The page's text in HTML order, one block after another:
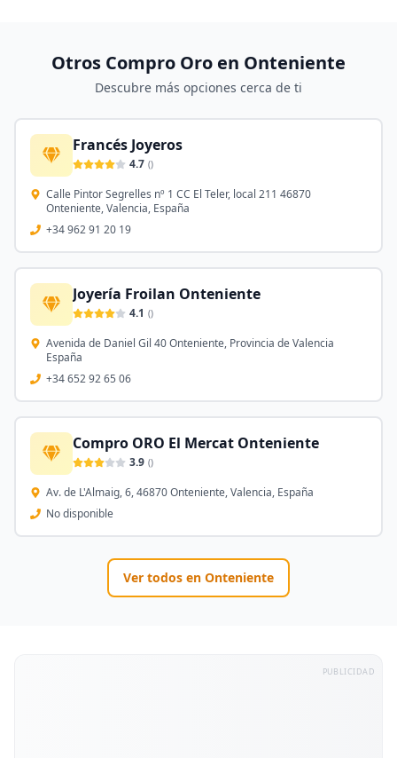
Otros Compro Oro en Onteniente
Descubre más opciones cerca de ti
Francés Joyeros
4.7 ()
Calle Pintor Segrelles nº 1 CC El Teler, local 211 46870
Onteniente, Valencia, España
+34 962 91 20 19
Joyería Froilan Onteniente
4.1 ()
Avenida de Daniel Gil 40 Onteniente, Provincia de Valencia
España
+34 652 92 65 06
Compro ORO El Mercat Onteniente
3.9 ()
Av. de L'Almaig, 6, 46870 Onteniente, Valencia, España
No disponible
Ver todos en Onteniente
PUBLICIDAD